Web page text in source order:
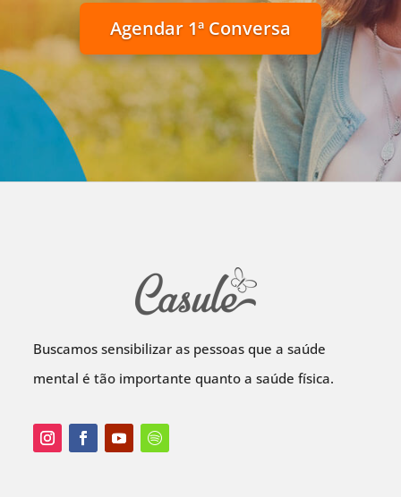
Agendar 1ª Conversa
Buscamos sensibilizar as pessoas que a saúde
mental é tão importante quanto a saúde física.